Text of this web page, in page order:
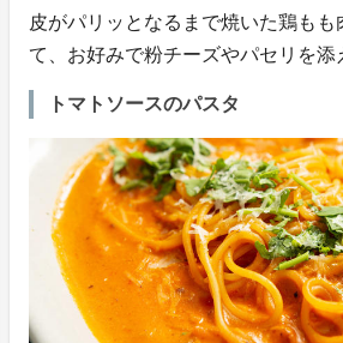
皮がパリッとなるまで焼いた鶏もも
て、お好みで粉チーズやパセリを添
トマトソースのパスタ